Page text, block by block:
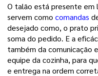
O talão está presente em
servem como comandas
desejado como, o prato
soma do pedido. E a
também da comunicação
equipe da cozinha, para
e entrega na ordem